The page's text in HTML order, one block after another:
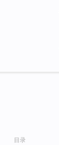
目录